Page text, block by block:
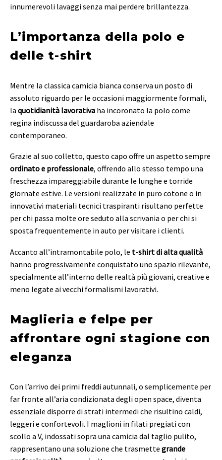
innumerevoli lavaggi senza mai perdere brillantezza.
L’importanza della polo e
delle t-shirt
Mentre la classica camicia bianca conserva un posto di
assoluto riguardo per le occasioni maggiormente formali,
la quotidianità lavorativa ha incoronato la polo come
regina indiscussa del guardaroba aziendale
contemporaneo.
Grazie al suo colletto, questo capo offre un aspetto sempre
ordinato e professionale, offrendo allo stesso tempo una
freschezza impareggiabile durante le lunghe e torride
giornate estive. Le versioni realizzate in puro cotone o in
innovativi materiali tecnici traspiranti risultano perfette
per chi passa molte ore seduto alla scrivania o per chi si
sposta frequentemente in auto per visitare i clienti.
Accanto all’intramontabile polo, le t-shirt di alta qualità
hanno progressivamente conquistato uno spazio rilevante,
specialmente all’interno delle realtà più giovani, creative e
meno legate ai vecchi formalismi lavorativi.
Maglieria e felpe per
affrontare ogni stagione con
eleganza
Con l’arrivo dei primi freddi autunnali, o semplicemente per
far fronte all’aria condizionata degli open space, diventa
essenziale disporre di strati intermedi che risultino caldi,
leggeri e confortevoli. I maglioni in filati pregiati con
scollo a V, indossati sopra una camicia dal taglio pulito,
rappresentano una soluzione che trasmette grande